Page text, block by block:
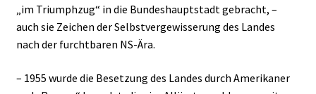
„im Triumphzug“ in die Bundeshauptstadt gebracht, –
auch sie Zeichen der Selbstvergewisserung des Landes
nach der furchtbaren NS-Ära.
– 1955 wurde die Besetzung des Landes durch Amerikaner